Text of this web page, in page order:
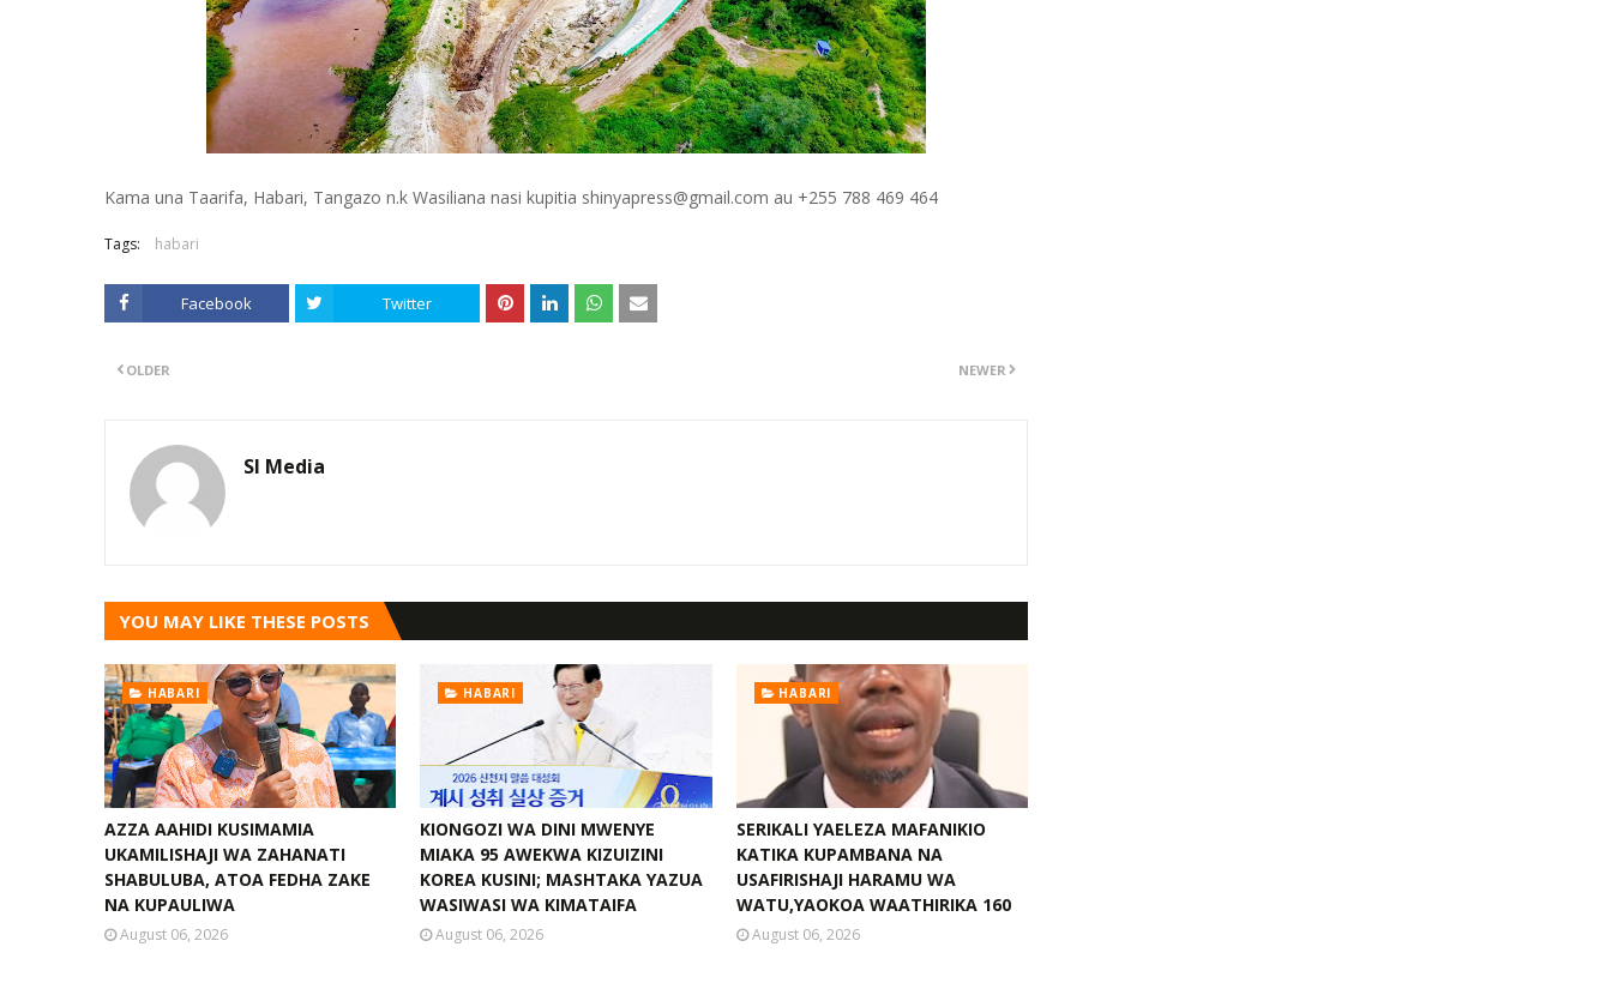
Kama una Taarifa, Habari, Tangazo n.k Wasiliana nasi kupitia shinyapress@gmail.com au +255 788 469 464
Tags: habari
Facebook Twitter
NEWER
OLDER
SI Media
YOU MAY LIKE THESE POSTS
HABARI
AZZA AAHIDI KUSIMAMIA
UKAMILISHAJI WA ZAHANATI
SHABULUBA, ATOA FEDHA ZAKE
NA KUPAULIWA
August 06, 2026
HABARI
KIONGOZI WA DINI MWENYE
MIAKA 95 AWEKWA KIZUIZINI
KOREA KUSINI; MASHTAKA YAZUA
WASIWASI WA KIMATAIFA
August 06, 2026
HABARI
SERIKALI YAELEZA MAFANIKIO
KATIKA KUPAMBANA NA
USAFIRISHAJI HARAMU WA
WATU,YAOKOA WAATHIRIKA 160
August 06, 2026